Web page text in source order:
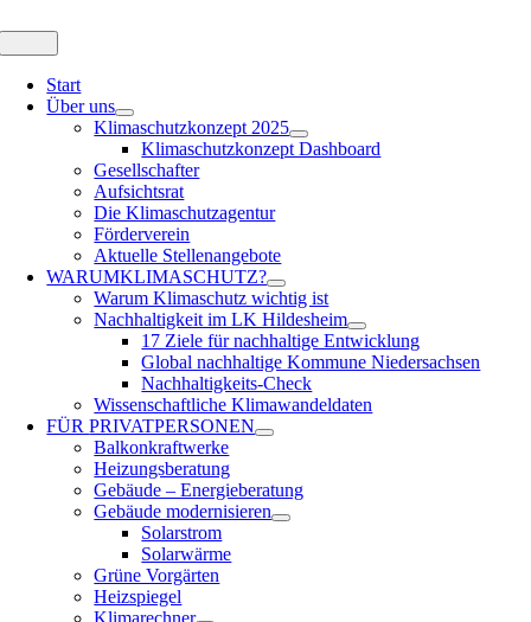
springen
Navigation
Start
Über uns
Klimaschutzkonzept 2025
Klimaschutzkonzept Dashboard
Gesellschafter
Aufsichtsrat
Die Klimaschutzagentur
Förderverein
Aktuelle Stellenangebote
WARUMKLIMASCHUTZ?
Warum Klimaschutz wichtig ist
Nachhaltigkeit im LK Hildesheim
17 Ziele für nachhaltige Entwicklung
Global nachhaltige Kommune Niedersachsen
Nachhaltigkeits-Check
Wissenschaftliche Klimawandeldaten
FÜRPRIVATPERSONEN
Balkonkraftwerke
Heizungsberatung
Gebäude – Energieberatung
Gebäude modernisieren
Solarstrom
Solarwärme
Grüne Vorgärten
Heizspiegel
Klimarechner